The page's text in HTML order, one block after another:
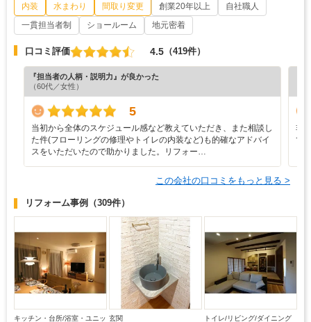
内装 水まわり 間取り変更 創業20年以上
自社職人
一貫担当者制
ショールーム 地元密着
口コミ評価 4.5 （419件）
『担当者の人柄・説明力』が良かった
（60代／女性）
5
当初から全体のスケジュール感など教えていただき、また相談し
た件(フローリングの修理やトイレの内装など)も的確なアドバイ
スをいただいたので助かりました。リフォー…
非
て
この会社の口コミをもっと見る >
リフォーム事例 （309件）
キッチン・台所/浴室・ユニッ 玄関
トイレ/リビング/ダイニング